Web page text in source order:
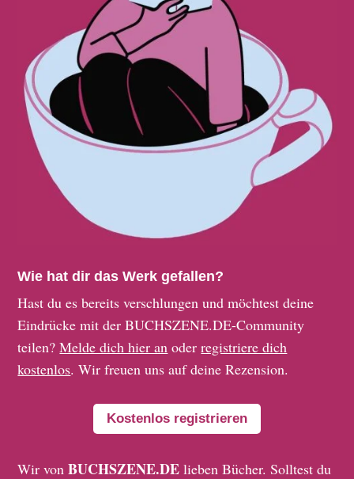
Wie hat dir das Werk gefallen?
Hast du es bereits verschlungen und möchtest deine
Eindrücke mit der BUCHSZENE.DE-Community
teilen?Melde dich hier an oderregistriere dich
kostenlos. Wir freuen uns auf deine Rezension.
Kostenlos registrieren
Wir vonBUCHSZENE.DE lieben Bücher. Solltest du